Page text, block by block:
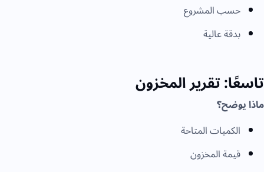
حسب المشروع
بدقة عالية
تاسعًا: تقرير المخزون
ماذا يوضح؟
الكميات المتاحة
قيمة المخزون